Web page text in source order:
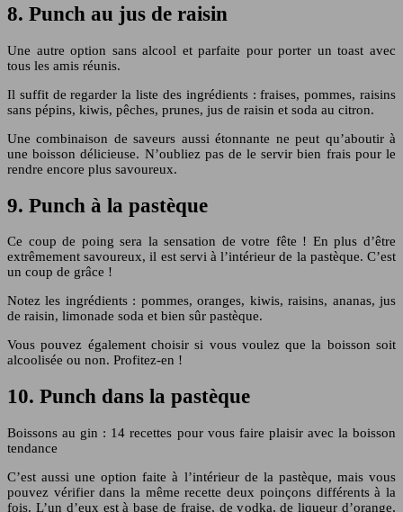
8. Punch au jus de raisin
Une autre option sans alcool et parfaite pour porter un toast avec
tous les amis réunis.
Il suffit de regarder la liste des ingrédients : fraises, pommes, raisins
sans pépins, kiwis, pêches, prunes, jus de raisin et soda au citron.
Une combinaison de saveurs aussi étonnante ne peut qu’aboutir à
une boisson délicieuse. N’oubliez pas de le servir bien frais pour le
rendre encore plus savoureux.
9. Punch à la pastèque
Ce coup de poing sera la sensation de votre fête ! En plus d’être
extrêmement savoureux, il est servi à l’intérieur de la pastèque. C’est
un coup de grâce !
Notez les ingrédients : pommes, oranges, kiwis, raisins, ananas, jus
de raisin, limonade soda et bien sûr pastèque.
Vous pouvez également choisir si vous voulez que la boisson soit
alcoolisée ou non. Profitez-en !
10. Punch dans la pastèque
Boissons au gin : 14 recettes pour vous faire plaisir avec la boisson
tendance
C’est aussi une option faite à l’intérieur de la pastèque, mais vous
pouvez vérifier dans la même recette deux poinçons différents à la
fois. L’un d’eux est à base de fraise, de vodka, de liqueur d’orange,